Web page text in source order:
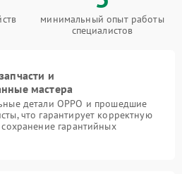
минимальный опыт работы
специалистов
и
мастера
детали OPPO и прошедшие
что гарантирует корректную
гарантийных